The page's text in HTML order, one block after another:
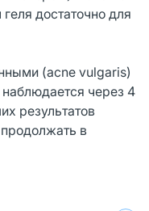
достаточно для
(acne vulgaris)
через 4
результатов
в